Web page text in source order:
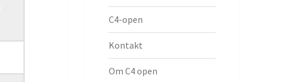
C4-open
Kontakt
Om C4 open